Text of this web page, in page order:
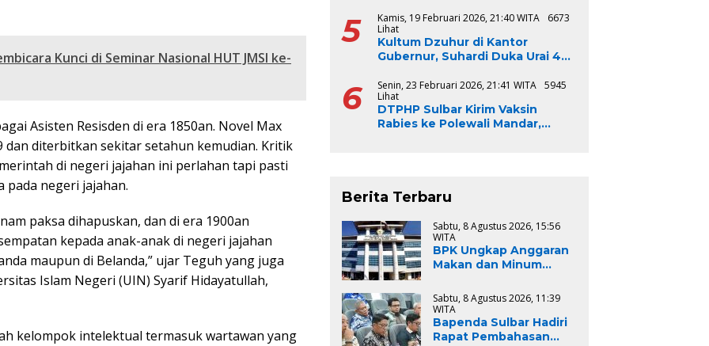
Kunci di Seminar Nasional HUT JMSI ke-
Asisten Resisden di era 1850an. Novel Max
dan diterbitkan sekitar setahun kemudian. Kritik
di negeri jajahan ini perlahan tapi pasti
pada negeri jajahan.
paksa dihapuskan, dan di era 1900an
kepada anak-anak di negeri jajahan
maupun di Belanda,” ujar Teguh yang juga
Islam Negeri (UIN) Syarif Hidayatullah,
kelompok intelektual termasuk wartawan yang
5 Kamis, 19 Februari 2026, 21:40 WITA
6673
Lihat
Kultum Dzuhur di Kantor
Gubernur, Suhardi Duka Urai 4
6 Senin, 23 Februari 2026, 21:41 WITA
5945
Lihat
DTPHP Sulbar Kirim Vaksin
Rabies ke Polewali Mandar,
Berita Terbaru
Sabtu, 8 Agustus 2026, 15:56
WITA
BPK Ungkap Anggaran
Makan dan Minum
Aktivitas Lapangan
Pemprov Sulsel
Kemahalan Harga
sebesar Rp.967 Juta
Sabtu, 8 Agustus 2026, 11:39
WITA
Bapenda Sulbar Hadiri
Rapat Pembahasan